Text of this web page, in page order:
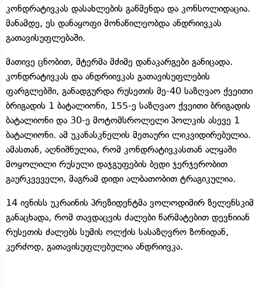
კონდრატივკას დასახლების გაწმენდა და კონსოლიდაცია.
მანამდე, ეს დანაყოფი მონაწილეობდა ანდრიივკას
გათავისუფლებაში.
მათივე ცნობით, მტერმა მძიმე დანაკარგები განიცადა.
კონდრატივკას და ანდრიივკას გათავისუფლების
ფარგლებში, განადგურდა რუსეთის მე-40 საზღვაო ქვეითი
ბრიგადის 1 ბატალიონი, 155-ე საზღვაო ქვეითი ბრიგადის
ბატალიონი და 30-ე მოტომსროლელი პოლკის ასევე 1
ბატალიონი. ამ უკანასკნელის მეთაური ლიკვიდირებულია.
ამასთან, აღნიშნულია, რომ კონდრატივკასთან ალყაში
მოყოლილი რუსული დაჯგუფების ბედი ჯერჯერობით
გაურკვეველი, მაგრამ დიდი ალბათობით ტრაგიკულია.
14 ივნისს უკრაინის პრეზიდენტმა ვოლოდიმირ ზელენსკიმ
განაცხადა, რომ თავდაცვის ძალები წარმატებით დევნიიან
რუსეთის ძალებს სუმის ოლქის სასაზღვრო ზონიდან,
კერძოდ, გათავისუფლებულია ანდრიივკა.